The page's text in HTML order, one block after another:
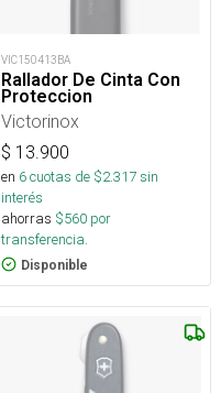
VIC150413BA
Rallador De Cinta Con
Proteccion
Victorinox
$ 13.900
en 6cuotas de $2.317sin
interés
ahorras $560 por
transferencia.
Disponible